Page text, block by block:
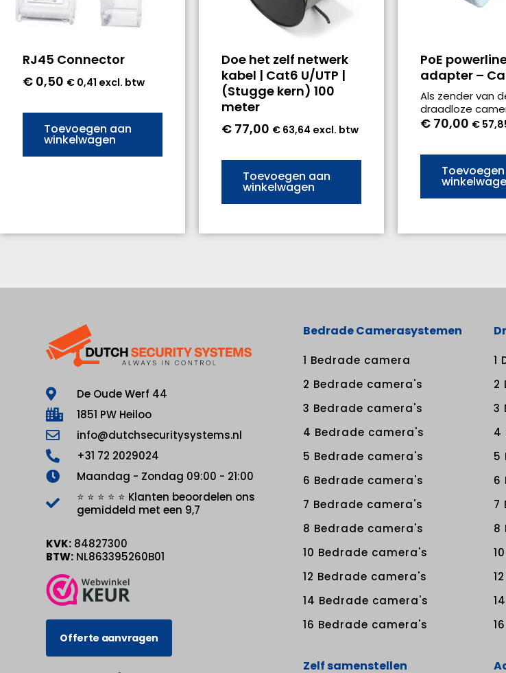
RJ45 Connector
€ 0,50 € 0,41 excl. btw
Toevoegen aan
winkelwagen
Doe het zelf netwerk
kabel | Cat6 U/UTP |
(Stugge kern) 100
meter
€ 77,00 € 63,64 excl. btw
Toevoegen aan
winkelwagen
PoE
adapter –
Als zender van
draadloze
€ 70,00 €
De Oude Werf 44
1851 PW Heiloo
info@dutchsecuritysystems.nl
+31 72 2029024
Maandag - Zondag 09:00 - 21:00
⭐ ⭐ ⭐ ⭐ ⭐ Klanten beoordelen ons
gemiddeld met een 9,7
KVK: 84827300
BTW: NL863395260B01
Offerte aanvragen
Bedrade Camerasystemen
1 Bedrade camera
2 Bedrade camera's
3 Bedrade camera's
4 Bedrade camera's
5 Bedrade camera's
6 Bedrade camera's
7 Bedrade camera's
8 Bedrade camera's
10 Bedrade camera's
12 Bedrade camera's
14 Bedrade camera's
16 Bedrade camera's
Zelf samenstellen
1
2
3
4
5
6
7
8